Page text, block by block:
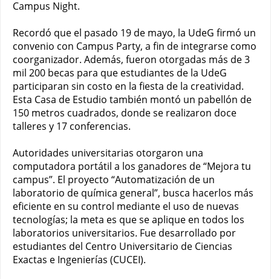
Campus Night.
Recordó que el pasado 19 de mayo, la UdeG firmó un
convenio con Campus Party, a fin de integrarse como
coorganizador. Además, fueron otorgadas más de 3
mil 200 becas para que estudiantes de la UdeG
participaran sin costo en la fiesta de la creatividad.
Esta Casa de Estudio también montó un pabellón de
150 metros cuadrados, donde se realizaron doce
talleres y 17 conferencias.
Autoridades universitarias otorgaron una
computadora portátil a los ganadores de “Mejora tu
campus”. El proyecto “Automatización de un
laboratorio de química general”, busca hacerlos más
eficiente en su control mediante el uso de nuevas
tecnologías; la meta es que se aplique en todos los
laboratorios universitarios. Fue desarrollado por
estudiantes del Centro Universitario de Ciencias
Exactas e Ingenierías (CUCEI).